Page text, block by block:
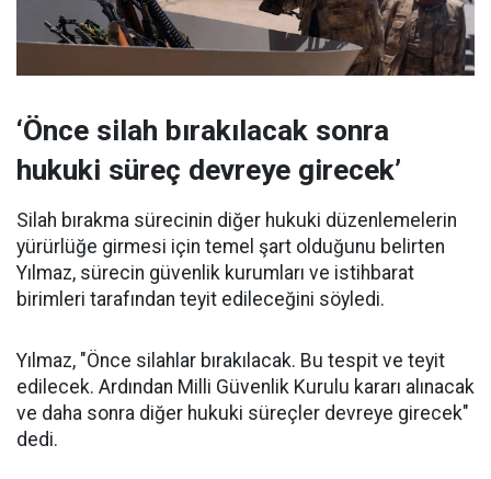
‘Önce silah bırakılacak sonra
hukuki süreç devreye girecek’
Silah bırakma sürecinin diğer hukuki düzenlemelerin
yürürlüğe girmesi için temel şart olduğunu belirten
Yılmaz, sürecin güvenlik kurumları ve istihbarat
birimleri tarafından teyit edileceğini söyledi.
Yılmaz, "Önce silahlar bırakılacak. Bu tespit ve teyit
edilecek. Ardından Milli Güvenlik Kurulu kararı alınacak
ve daha sonra diğer hukuki süreçler devreye girecek"
dedi.